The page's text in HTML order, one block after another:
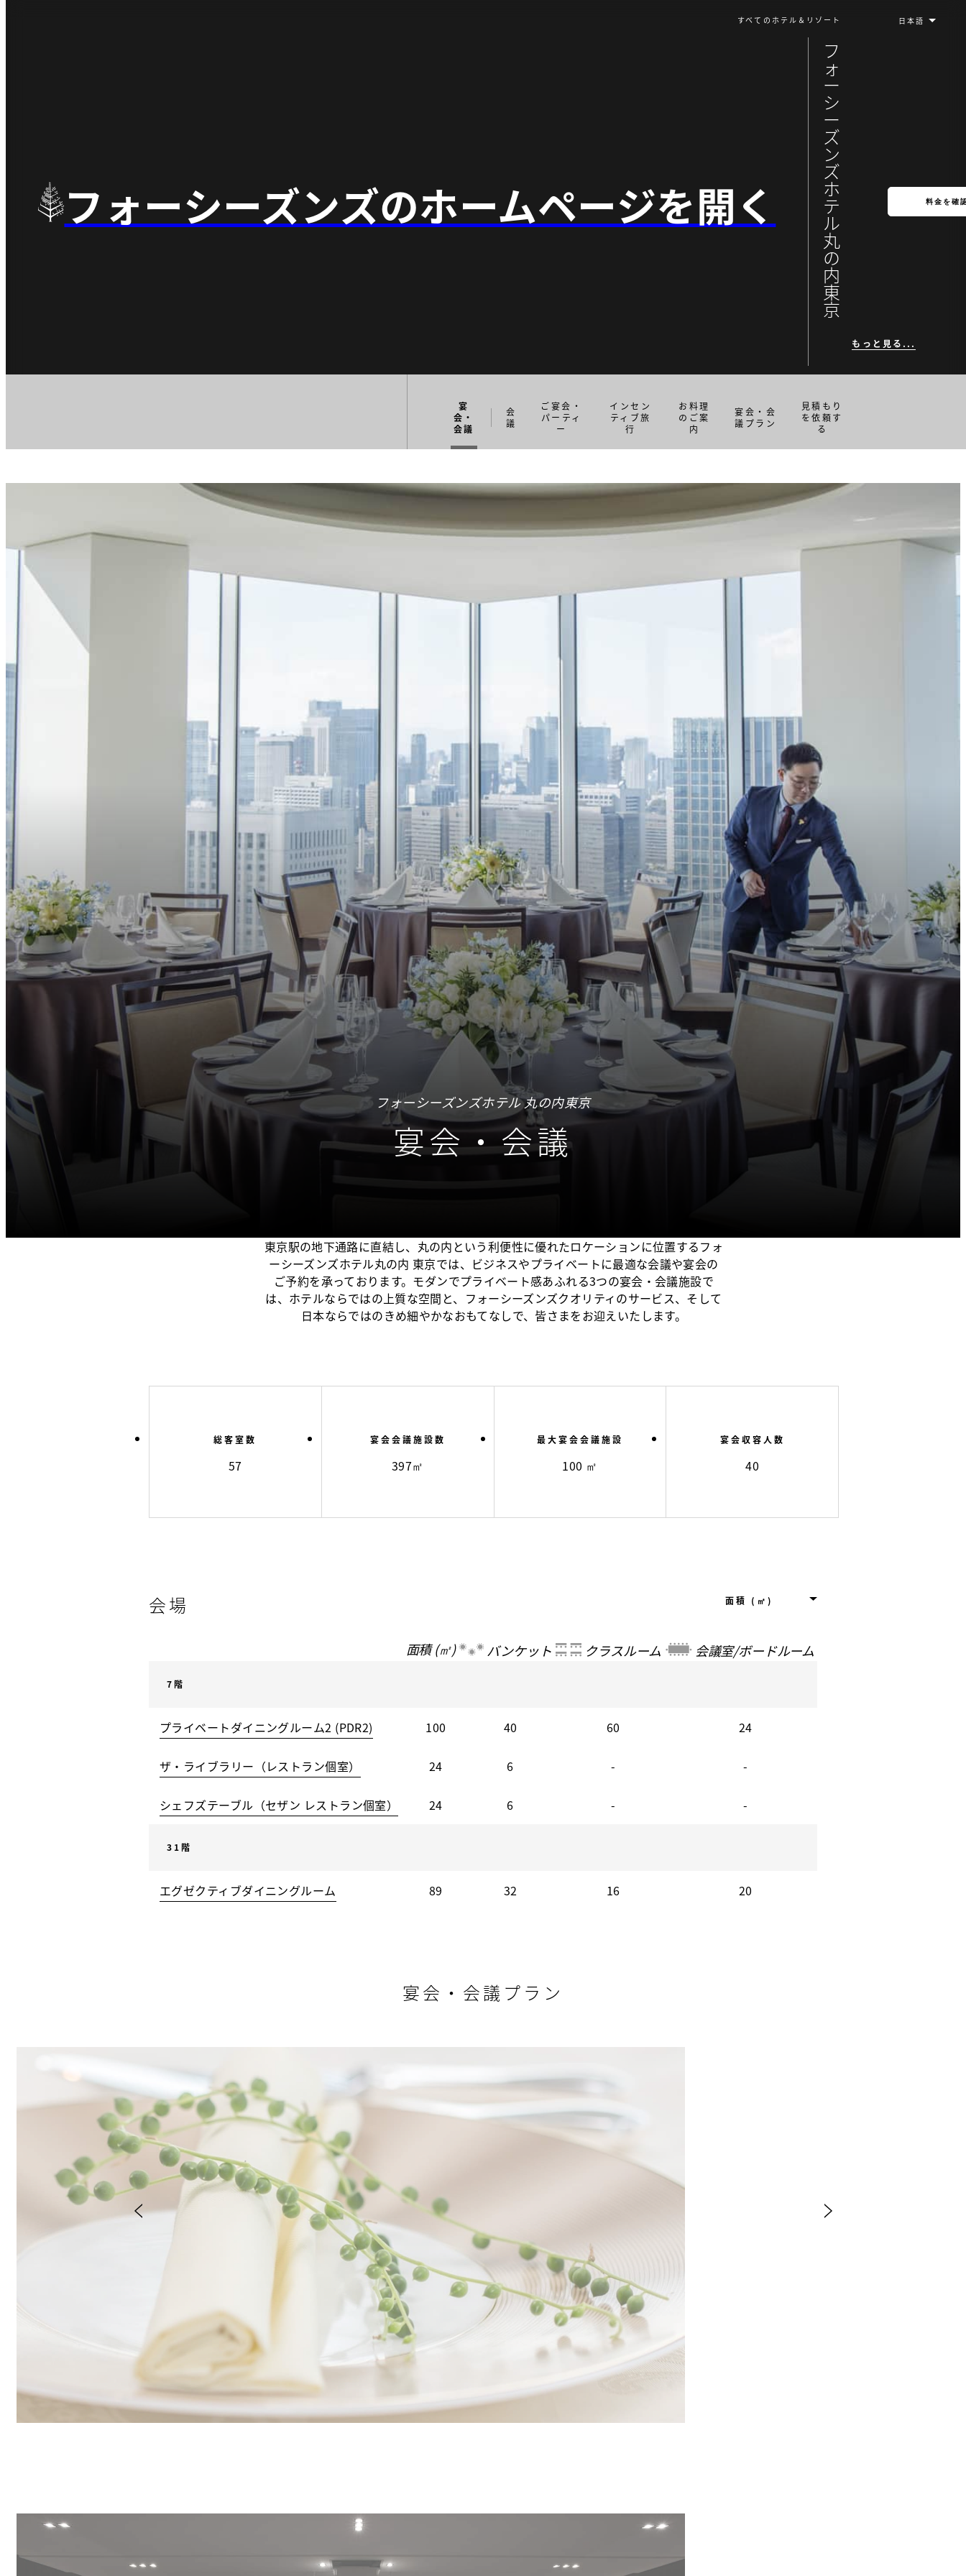
すべてのホテル＆リゾート
フォーシーズンズのホームページを開く
フ
ォ
ー
シ
ー
ズ
ン
ズ
ホ
テ
ル
丸
の
内
東
京
もっと見る...
料金を確
宴
会・
会議
会
議
ご宴会・
パーティ
ー
インセン
ティブ旅
行
お料理
のご案
内
宴会・会
議プラン
見積もり
を依頼す
る
フォーシーズンズホテル 丸の内東京
宴会・会議
東京駅の地下通路に直結し、丸の内という利便性に優れたロケーションに位置するフォ
ーシーズンズホテル丸の内 東京では、ビジネスやプライベートに最適な会議や宴会の
ご予約を承っております。モダンでプライベート感あふれる3つの宴会・会議施設で
は、ホテルならではの上質な空間と、フォーシーズンズクオリティのサービス、そして
日本ならではのきめ細やかなおもてなしで、皆さまをお迎えいたします。
総客室数
57
宴会会議施設数
397㎡
最大宴会会議施設
100 ㎡
宴会収容人数
40
会場
面積 (㎡) バンケット クラスルーム 会議室/ボードルーム
7階
プライベートダイニングルーム2 (PDR2) 100 40 60 24
ザ・ライブラリー（レストラン個室） 24 6 - -
シェフズテーブル（セザン レストラン個室） 24 6 - -
31階
エグゼクティブダイニングルーム 89 32 16 20
宴会・会議プラン